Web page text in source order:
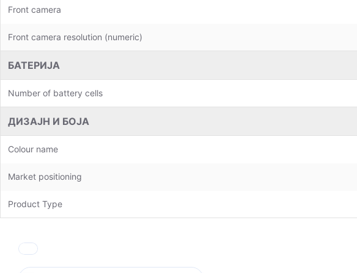
Front camera
Front camera resolution (numeric)
БАТЕРИЈА
Number of battery cells
ДИЗАЈН И БОЈА
Colour name
Market positioning
Product Type